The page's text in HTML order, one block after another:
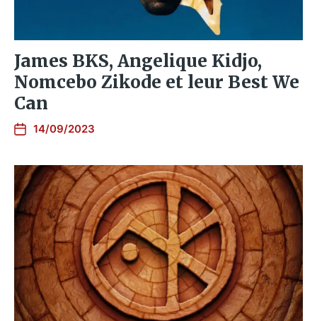
James BKS, Angelique Kidjo,
Nomcebo Zikode et leur Best We
Can
14/09/2023